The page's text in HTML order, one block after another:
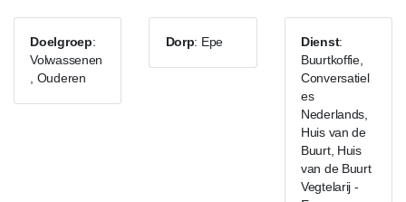
Doelgroep:
Volwassenen
, Ouderen
Dorp: Epe Dienst:
Buurtkoffie,
Conversatiel
es
Nederlands,
Huis van de
Buurt, Huis
van de Buurt
Vegtelarij -